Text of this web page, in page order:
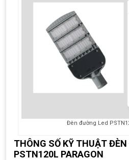
Đèn đường Led
THÔNG SỐ KỸ THUẬT
PSTN120L PARAGON